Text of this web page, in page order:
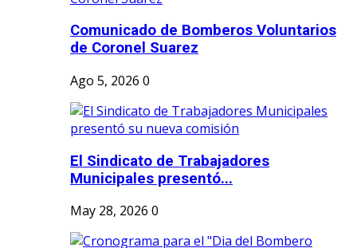
Comunicado de Bomberos Voluntarios
de Coronel Suarez
Ago 5, 2026 0
El Sindicato de Trabajadores
Municipales presentó...
May 28, 2026 0